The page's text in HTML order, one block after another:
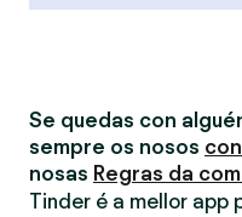
Se quedas con
sempre os nosos
nosas Regras da
Tinder é a mellor app